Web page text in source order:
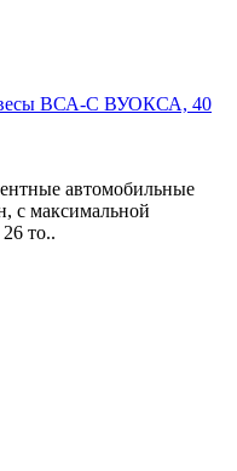
весы ВСА-С ВУОКСА, 40
автомобильные
с максимальной
то..